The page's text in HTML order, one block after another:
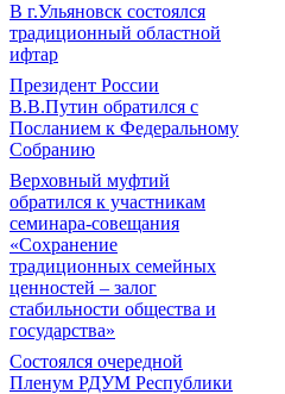
В г.Ульяновск состоялся
традиционный областной
ифтар
Президент России
В.В.Путин обратился с
Посланием к Федеральному
Собранию
Верховный муфтий
обратился к участникам
семинара-совещания
«Сохранение
традиционных семейных
ценностей – залог
стабильности общества и
государства»
Состоялся очередной
Пленум РДУМ Республики